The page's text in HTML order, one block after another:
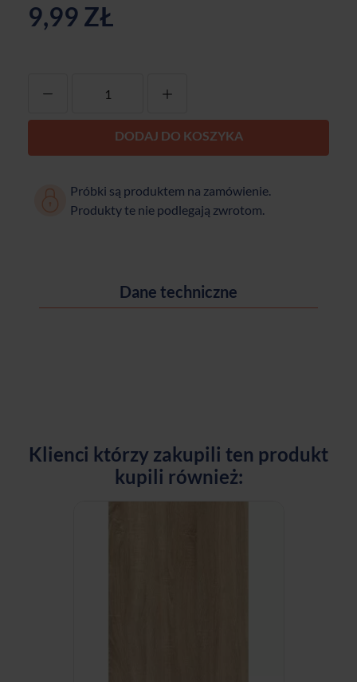
9,99 ZŁ
DODAJ DO KOSZYKA
Próbki są produktem na zamówienie.
Produkty te nie podlegają zwrotom.
Dane techniczne
Klienci którzy zakupili ten produkt
kupili również: